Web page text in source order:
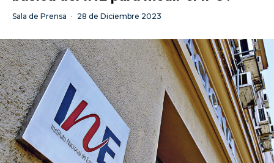
Sala de Prensa · 28 de Diciembre 2023